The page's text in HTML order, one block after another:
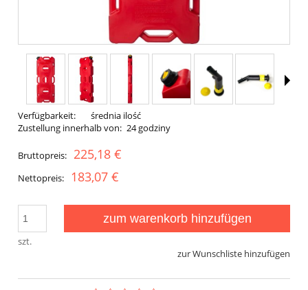
Verfügbarkeit:
średnia ilość
Zustellung innerhalb von: 24 godziny
Bruttopreis: 225,18 €
Nettopreis: 183,07 €
szt.
zum warenkorb hinzufügen
zur Wunschliste hinzufügen